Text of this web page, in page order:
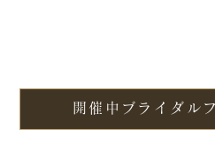
開催中ブライダル